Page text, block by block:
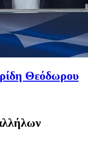
Θεόδωρου